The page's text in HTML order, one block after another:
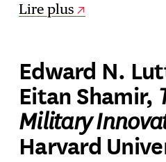
Lire plus
Edward N.
Eitan Shamir,
Military
Harvard